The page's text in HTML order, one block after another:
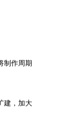
制作周期
建，加大